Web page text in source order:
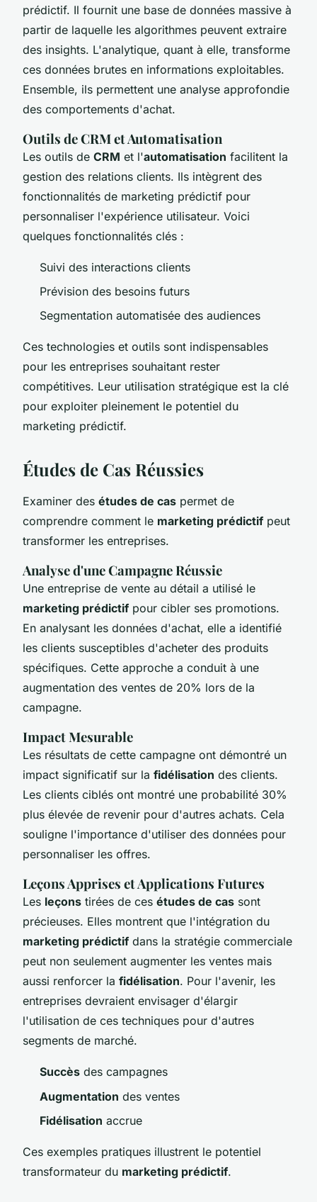
prédictif. Il fournit une base de données massive à
partir de laquelle les algorithmes peuvent extraire
des insights. L'analytique, quant à elle, transforme
ces données brutes en informations exploitables.
Ensemble, ils permettent une analyse approfondie
des comportements d'achat.
Outils de CRM et Automatisation
Les outils de CRM et l'automatisation facilitent la
gestion des relations clients. Ils intègrent des
fonctionnalités de marketing prédictif pour
personnaliser l'expérience utilisateur. Voici
quelques fonctionnalités clés :
Suivi des interactions clients
Prévision des besoins futurs
Segmentation automatisée des audiences
Ces technologies et outils sont indispensables
pour les entreprises souhaitant rester
compétitives. Leur utilisation stratégique est la clé
pour exploiter pleinement le potentiel du
marketing prédictif.
Études de Cas Réussies
Examiner des études de cas permet de
comprendre comment le marketing prédictif peut
transformer les entreprises.
Analyse d'une Campagne Réussie
Une entreprise de vente au détail a utilisé le
marketing prédictif pour cibler ses promotions.
En analysant les données d'achat, elle a identifié
les clients susceptibles d'acheter des produits
spécifiques. Cette approche a conduit à une
augmentation des ventes de 20% lors de la
campagne.
Impact Mesurable
Les résultats de cette campagne ont démontré un
impact significatif sur la fidélisation des clients.
Les clients ciblés ont montré une probabilité 30%
plus élevée de revenir pour d'autres achats. Cela
souligne l'importance d'utiliser des données pour
personnaliser les offres.
Leçons Apprises et Applications Futures
Les leçons tirées de ces études de cas sont
précieuses. Elles montrent que l'intégration du
marketing prédictif dans la stratégie commerciale
peut non seulement augmenter les ventes mais
aussi renforcer la fidélisation. Pour l'avenir, les
entreprises devraient envisager d'élargir
l'utilisation de ces techniques pour d'autres
segments de marché.
Succès des campagnes
Augmentation des ventes
Fidélisation accrue
Ces exemples pratiques illustrent le potentiel
transformateur du marketing prédictif.